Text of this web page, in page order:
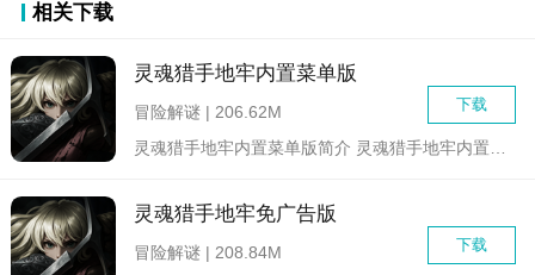
相关下载
灵魂猎手地牢内置菜单版
下载
冒险解谜 | 206.62M
灵魂猎手地牢免广告版
下载
冒险解谜 | 208.84M